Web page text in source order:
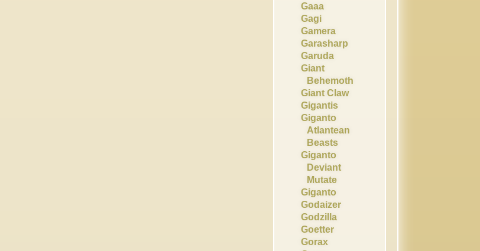
Gaaa
Gagi
Gamera
Garasharp
Garuda
Giant
Behemoth
Giant Claw
Gigantis
Giganto
Atlantean
Beasts
Giganto
Deviant
Mutate
Giganto
Godaizer
Godzilla
Goetter
Gorax